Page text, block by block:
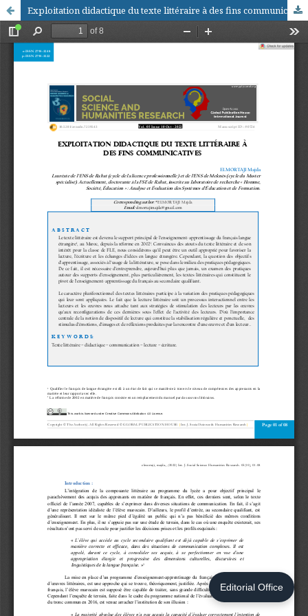
Editorial Office
Exploitation didactique du texte littéraire à des fins communicatives